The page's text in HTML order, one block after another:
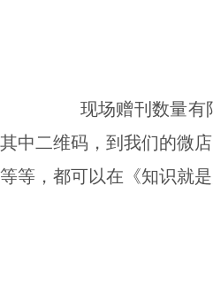
现场赠刊数量有
其中二维码，到我们的微
等等，都可以在《知识就